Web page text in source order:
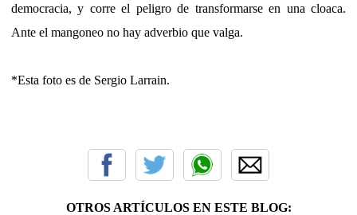
democracia, y corre el peligro de transformarse en una cloaca.
Ante el mangoneo no hay adverbio que valga.
*Esta foto es de Sergio Larrain.
OTROS ARTÍCULOS EN ESTE BLOG: